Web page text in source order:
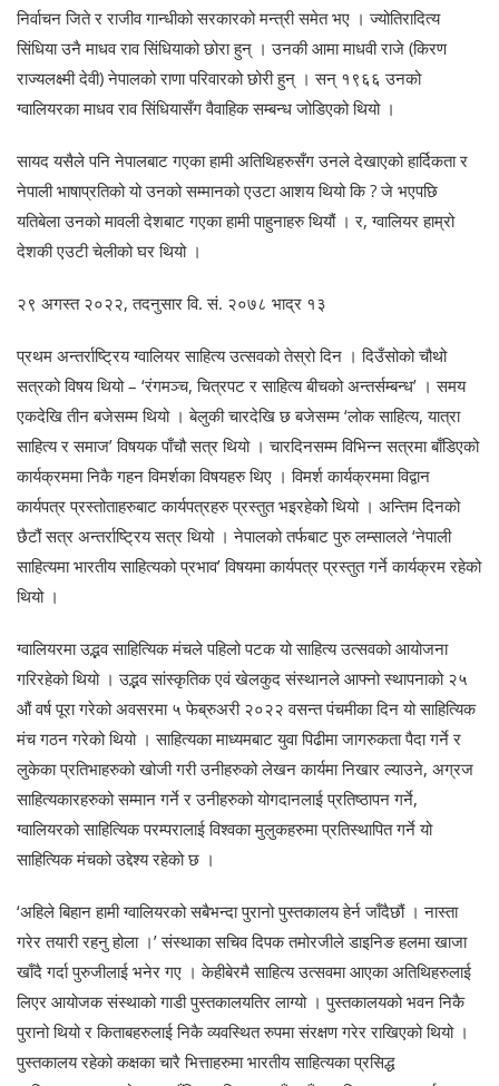
निर्वाचन जिते र राजीव गान्धीको सरकारको मन्त्री समेत भए । ज्योतिरादित्य
सिंधिया उनै माधव राव सिंधियाको छोरा हुन् । उनकी आमा माधवी राजे (किरण
राज्यलक्ष्मी देवी) नेपालको राणा परिवारको छोरी हुन् । सन् १९६६ उनको
ग्वालियरका माधव राव सिंधियासँग वैवाहिक सम्बन्ध जोडिएको थियो ।
सायद यसैले पनि नेपालबाट गएका हामी अतिथिहरुसँग उनले देखाएको हार्दिकता र
नेपाली भाषाप्रतिको यो उनको सम्मानको एउटा आशय थियो कि ? जे भएपछि
यतिबेला उनको मावली देशबाट गएका हामी पाहुनाहरु थियौं । र, ग्वालियर हाम्रो
देशकी एउटी चेलीको घर थियो ।
२९ अगस्त २०२२, तदनुसार वि. सं. २०७८ भाद्र १३
प्रथम अन्तर्राष्ट्रिय ग्वालियर साहित्य उत्सवको तेस्रो दिन । दिउँसोको चौथो
सत्रको विषय थियो – ‘रंगमञ्च, चित्रपट र साहित्य बीचको अन्तर्सम्बन्ध’ । समय
एकदेखि तीन बजेसम्म थियो । बेलुकी चारदेखि छ बजेसम्म ‘लोक साहित्य, यात्रा
साहित्य र समाज’ विषयक पाँचौ सत्र थियो । चारदिनसम्म विभिन्न सत्रमा बाँडिएको
कार्यक्रममा निकै गहन विमर्शका विषयहरु थिए । विमर्श कार्यक्रममा विद्वान
कार्यपत्र प्रस्तोताहरुबाट कार्यपत्रहरु प्रस्तुत भइरहेकोे थियो । अन्तिम दिनको
छैटौं सत्र अन्तर्राष्ट्रिय सत्र थियो । नेपालको तर्फबाट पुरु लम्सालले ‘नेपाली
साहित्यमा भारतीय साहित्यको प्रभाव’ विषयमा कार्यपत्र प्रस्तुत गर्ने कार्यक्रम रहेको
थियो ।
ग्वालियरमा उद्भव साहित्यिक मंचले पहिलो पटक यो साहित्य उत्सवको आयोजना
गरिरहेको थियो । उद्भव सांस्कृतिक एवं खेलकुद संस्थानले आफ्नो स्थापनाको २५
औं वर्ष पूरा गरेको अवसरमा ५ फेब्रुअरी २०२२ वसन्त पंचमीका दिन यो साहित्यिक
मंच गठन गरेको थियो । साहित्यका माध्यमबाट युवा पिढीमा जागरुकता पैदा गर्ने र
लुकेका प्रतिभाहरुको खोजी गरी उनीहरुको लेखन कार्यमा निखार ल्याउने, अग्रज
साहित्यकारहरुको सम्मान गर्ने र उनीहरुको योगदानलाई प्रतिष्ठापन गर्ने,
ग्वालियरको साहित्यिक परम्परालाई विश्वका मुलुकहरुमा प्रतिस्थापित गर्ने यो
साहित्यिक मंचको उद्देश्य रहेको छ ।
‘अहिले बिहान हामी ग्वालियरको सबैभन्दा पुरानो पुस्तकालय हेर्न जाँदैछौं । नास्ता
गरेर तयारी रहनु होला ।’ संस्थाका सचिव दिपक तमोरजीले डाइनिङ हलमा खाजा
खाँदै गर्दा पुरुजीलाई भनेर गए । केहीबेरमै साहित्य उत्सवमा आएका अतिथिहरुलाई
लिएर आयोजक संस्थाको गाडी पुस्तकालयतिर लाग्यो । पुस्तकालयको भवन निकै
पुरानो थियो र किताबहरुलाई निकै व्यवस्थित रुपमा संरक्षण गरेर राखिएको थियो ।
पुस्तकालय रहेको कक्षका चारै भित्ताहरुमा भारतीय साहित्यका प्रसिद्ध